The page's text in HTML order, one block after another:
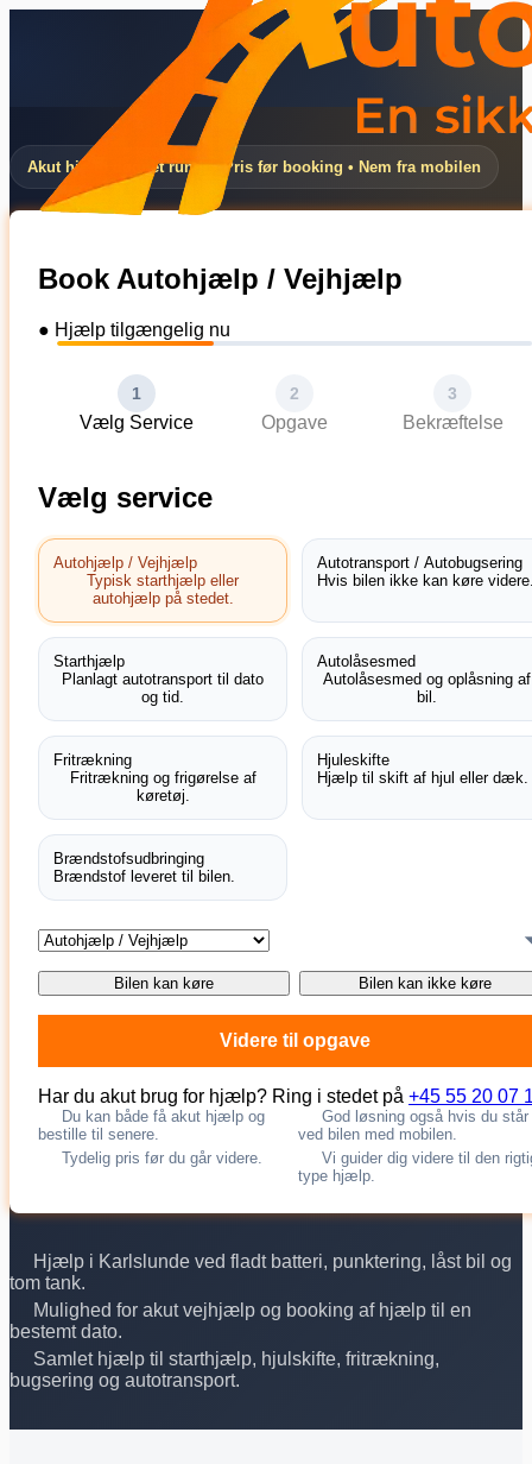
Hjælp i Karlslunde ved fladt batteri, punktering, låst bil og
tom tank.
Mulighed for akut vejhjælp og booking af hjælp til en
bestemt dato.
Samlet hjælp til starthjælp, hjulskifte, fritrækning,
bugsering og autotransport.
Akut hjælp døgnet rundt • Pris før booking • Nem fra mobilen
Book Autohjælp / Vejhjælp
● Hjælp tilgængelig nu
1
Vælg Service
2
Opgave
3
Bekræftelse
Vælg service
Autohjælp / Vejhjælp
Typisk starthjælp eller
autohjælp på stedet.
Autotransport / Autobugsering
Hvis bilen ikke kan køre
Starthjælp
Planlagt autotransport til dato
og tid.
Autolåsesmed
Autolåsesmed og oplåsning af
bil.
Fritrækning
Fritrækning og frigørelse af
køretøj.
Hjuleskifte
Hjælp til skift af hjul eller dæk.
Brændstofsudbringing
Brændstof leveret til bilen.
Bilen kan køre Bilen kan ikke køre
Videre til opgave
Har du akut brug for hjælp? Ring i stedet på +45 55 20 07
Du kan både få akut hjælp og
bestille til senere.
God løsning også hvis du står
ved bilen med mobilen.
Tydelig pris før du går videre.
Vi guider dig videre til den
type hjælp.